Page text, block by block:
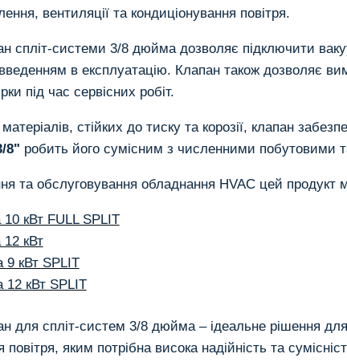
вентиляції та кондиціонування повітря.
спліт-системи 3/8 дюйма дозволяє підключити
в експлуатацію. Клапан також дозволяє
під час сервісних робіт.
стійких до тиску та корозії, клапан
8" робить його сумісним з численними побутовими
та обслуговування обладнання HVAC цей продукт
10 кВт FULL SPLIT
12 кВт
9 кВт SPLIT
12 кВт SPLIT
для спліт-систем 3/8 дюйма – ідеальне рішення
повітря, яким потрібна висока надійність та